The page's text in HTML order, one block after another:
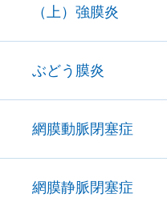
（上）強膜炎
ぶどう膜炎
網膜動脈閉塞症
網膜静脈閉塞症